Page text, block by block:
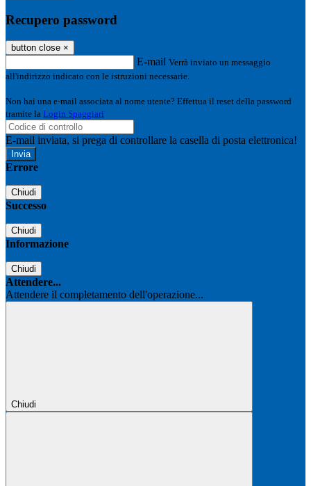
Recupero password
button close ×
E-mail Verrà inviato un messaggio
all'indirizzo indicato con le istruzioni necessarie.
Non hai una e-mail associata al nome utente? Effettua il reset della password
tramite la Login Spaggiari
E-mail inviata, si prega di controllare la casella di posta elettronica!
Errore
Chiudi
Successo
Chiudi
Informazione
Chiudi
Attendere...
Attendere il completamento dell'operazione...
Chiudi